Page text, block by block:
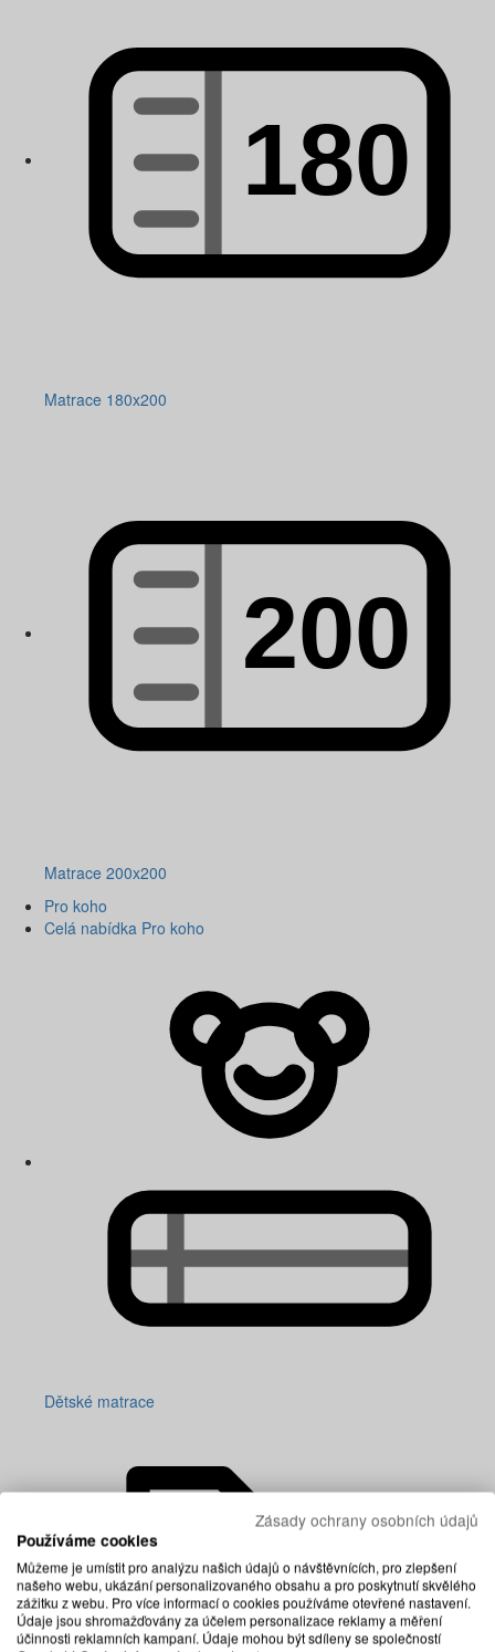
Matrace 180x200
Matrace 200x200
Pro koho
Celá nabídka Pro koho
Dětské matrace
Zásady ochrany osobních údajů
Používáme cookies
Můžeme je umístit pro analýzu našich údajů o návštěvnících, pro zlepšení
našeho webu, ukázání personalizovaného obsahu a pro poskytnutí skvělého
zážitku z webu. Pro více informací o cookies používáme otevřené nastavení.
Údaje jsou shromažďovány za účelem personalizace reklamy a měření
účinnosti reklamních kampaní. Údaje mohou být sdíleny se společností